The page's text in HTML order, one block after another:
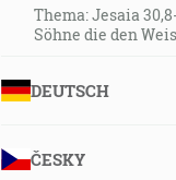
Thema: Jesaia
Söhne die den
DEUTSCH
ČESKY